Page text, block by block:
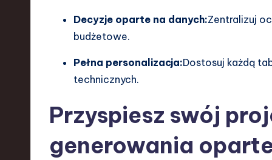
w
Decyzje oparte na danych:Zentralizuj
budżetowe.
Pełna personalizacja:Dostosuj każdą
technicznych.
Przyspiesz swój
generowania